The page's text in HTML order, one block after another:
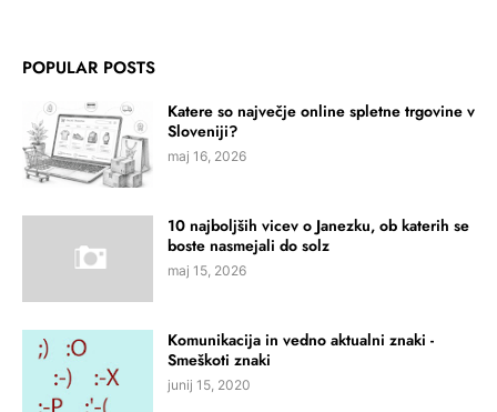
POPULAR POSTS
Katere so največje online spletne trgovine v
Sloveniji?
maj 16, 2026
10 najboljših vicev o Janezku, ob katerih se
boste nasmejali do solz
maj 15, 2026
Komunikacija in vedno aktualni znaki -
Smeškoti znaki
junij 15, 2020